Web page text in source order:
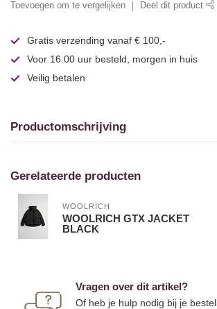
Toevoegen om te vergelijken Deel dit product
Gratis verzending vanaf € 100,-
Voor 16.00 uur besteld, morgen in huis
Veilig betalen
Productomschrijving
Gerelateerde producten
WOOLRICH
WOOLRICH GTX JACKET
BLACK
Vragen over dit artikel?
Of heb je hulp nodig bij je